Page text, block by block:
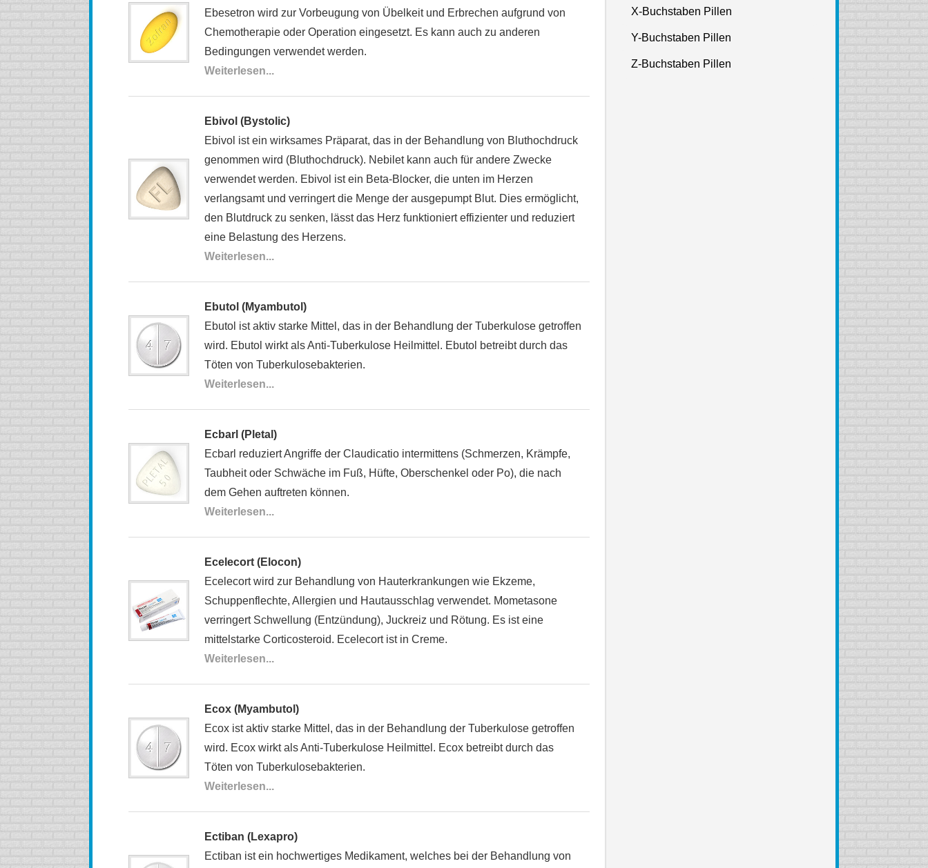
Ebesetron wird zur Vorbeugung von Übelkeit und Erbrechen aufgrund von
Chemotherapie oder Operation eingesetzt. Es kann auch zu anderen
Bedingungen verwendet werden.
Weiterlesen...
Ebivol (Bystolic)
Ebivol ist ein wirksames Präparat, das in der Behandlung von Bluthochdruck
genommen wird (Bluthochdruck). Nebilet kann auch für andere Zwecke
verwendet werden. Ebivol ist ein Beta-Blocker, die unten im Herzen
verlangsamt und verringert die Menge der ausgepumpt Blut. Dies ermöglicht,
den Blutdruck zu senken, lässt das Herz funktioniert effizienter und reduziert
eine Belastung des Herzens.
Weiterlesen...
Ebutol (Myambutol)
Ebutol ist aktiv starke Mittel, das in der Behandlung der Tuberkulose getroffen
wird. Ebutol wirkt als Anti-Tuberkulose Heilmittel. Ebutol betreibt durch das
Töten von Tuberkulosebakterien.
Weiterlesen...
Ecbarl (Pletal)
Ecbarl reduziert Angriffe der Claudicatio intermittens (Schmerzen, Krämpfe,
Taubheit oder Schwäche im Fuß, Hüfte, Oberschenkel oder Po), die nach
dem Gehen auftreten können.
Weiterlesen...
Ecelecort (Elocon)
Ecelecort wird zur Behandlung von Hauterkrankungen wie Ekzeme,
Schuppenflechte, Allergien und Hautausschlag verwendet. Mometasone
verringert Schwellung (Entzündung), Juckreiz und Rötung. Es ist eine
mittelstarke Corticosteroid. Ecelecort ist in Creme.
Weiterlesen...
Ecox (Myambutol)
Ecox ist aktiv starke Mittel, das in der Behandlung der Tuberkulose getroffen
wird. Ecox wirkt als Anti-Tuberkulose Heilmittel. Ecox betreibt durch das
Töten von Tuberkulosebakterien.
Weiterlesen...
Ectiban (Lexapro)
Ectiban ist ein hochwertiges Medikament, welches bei der Behandlung von
X-Buchstaben Pillen
Y-Buchstaben Pillen
Z-Buchstaben Pillen